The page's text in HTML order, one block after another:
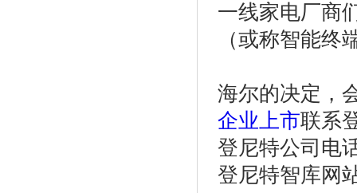
一线家电厂商
（或称智能
海尔的决定，
企业上市联系
登尼特公司电
登尼特智库网